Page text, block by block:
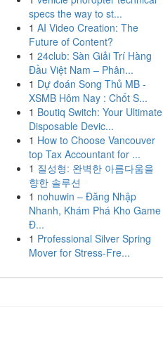
specs the way to st...
1 AI Video Creation: The
Future of Content?
1 24club: Sàn Giải Trí Hàng
Đầu Việt Nam – Phân...
1 Dự đoán Song Thủ MB -
XSMB Hôm Nay : Chốt S...
1 Boutiq Switch: Your Ultimate
Disposable Devic...
1 How to Choose Vancouver
top Tax Accountant for ...
1 질성형: 완벽한 아름다움을
향한 솔루션
1 nohuwin – Đăng Nhập
Nhanh, Khám Phá Kho Game
Đ...
1 Professional Silver Spring
Mover for Stress-Fre...